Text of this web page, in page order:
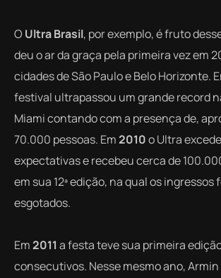
O Ultra Brasil, por exemplo, é fruto
deu o ar da graça pela primeira vez em
cidades de São Paulo e Belo Horizonte.
festival ultrapassou um grande record
Miami contandocoma presença de,
70.000 pessoas. Em2010o Ultra
expectativas e recebeu cerca de
em sua 12ª edição, na qual os ingressos
esgotados.
Em2011 a festa teve sua primeira
consecutivos. Nesse mesmo ano,